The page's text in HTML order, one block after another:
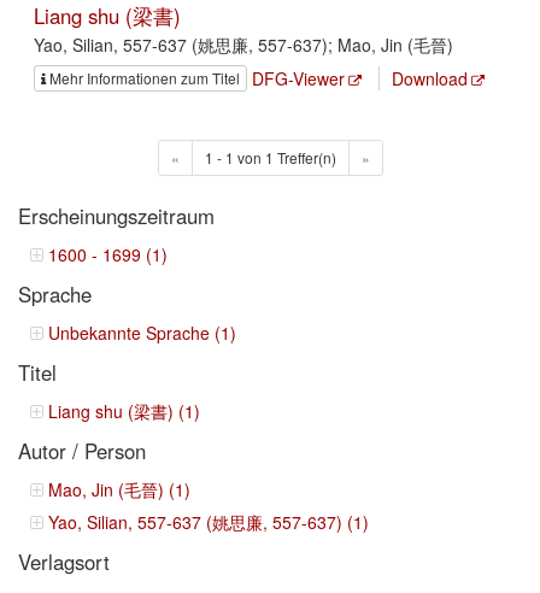
Liang shu (梁書)
Yao, Silian, 557-637 (姚思廉, 557-637); Mao, Jin (毛晉)
Mehr Informationen zum Titel DFG-Viewer Download
« 1 - 1 von 1 Treffer(n) »
Erscheinungszeitraum
1600 - 1699 (1)
Sprache
Unbekannte Sprache (1)
Titel
Liang shu (梁書) (1)
Autor / Person
Mao, Jin (毛晉) (1)
Yao, Silian, 557-637 (姚思廉, 557-637) (1)
Verlagsort